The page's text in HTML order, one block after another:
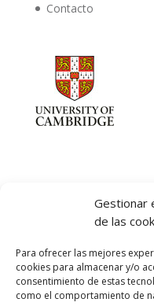
Gestionar
de las
Para ofrecer las mejores
cookies para almacenar y/o
consentimiento de estas
como el comportamiento de
Contacto
968 425 675
Emilio Mora 11 | 1º
30850. Totana. Murcia.